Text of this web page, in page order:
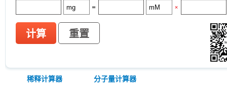
=
×
计算 重置
稀释计算器 分子量计算器